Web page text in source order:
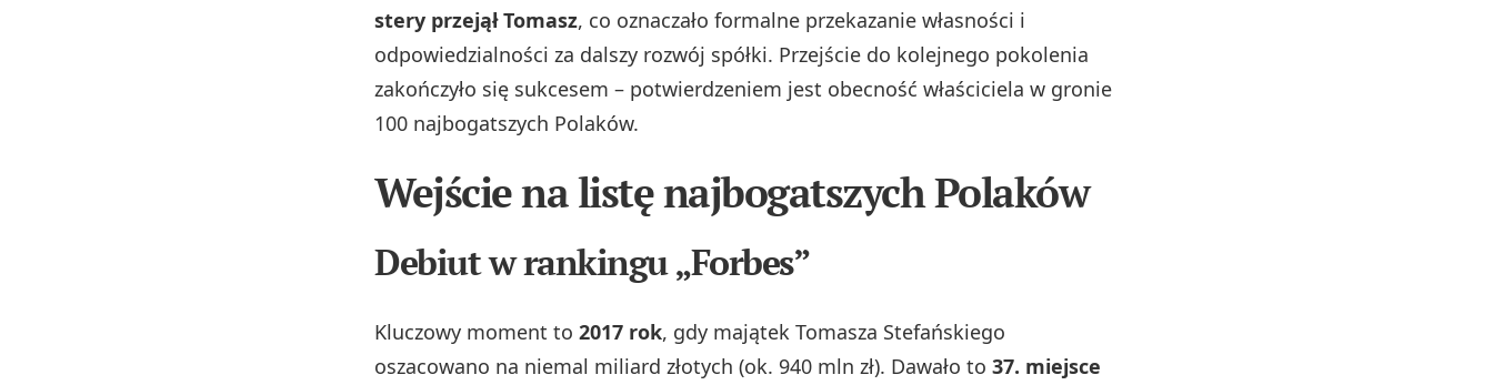
stery przejął Tomasz, co oznaczało formalne przekazanie własności i
odpowiedzialności za dalszy rozwój spółki. Przejście do kolejnego pokolenia
zakończyło się sukcesem – potwierdzeniem jest obecność właściciela w gronie
100 najbogatszych Polaków.
Wejście na listę najbogatszych Polaków
Debiut w rankingu „Forbes”
Kluczowy moment to 2017 rok, gdy majątek Tomasza Stefańskiego
oszacowano na niemal miliard złotych (ok. 940 mln zł). Dawało to 37. miejsce